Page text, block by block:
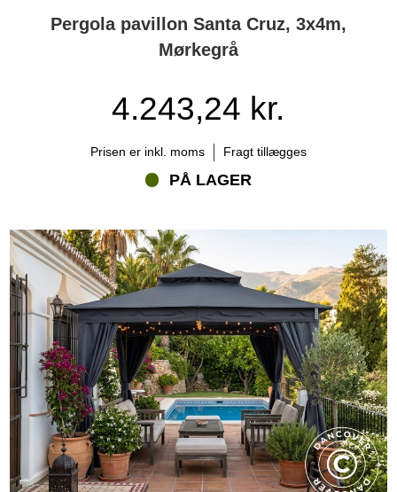
Pergola pavillon Santa Cruz, 3x4m,
Mørkegrå
4.243,24 kr.
Prisen er inkl. moms Fragt tillægges
PÅ LAGER